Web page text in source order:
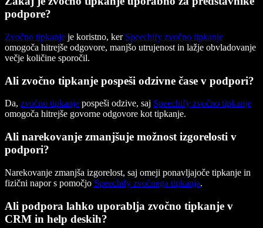
podpore?
Zvočno tipkanje je koristno, ker Speechify zvočno tipkanje
omogoča hitrejše odgovore, manjšo utrujenost in lažje obvladovanje
večje količine sporočil.
Ali zvočno tipkanje pospeši odzivne čase v podpori?
Da, zvočno tipkanje pospeši odzive, saj Speechify zvočno tipkanje
omogoča hitrejše govorne odgovore kot tipkanje.
Ali narekovanje zmanjšuje možnost izgorelosti v
podpori?
Narekovanje zmanjša izgorelost, saj omeji ponavljajoče tipkanje in
fizični napor s pomočjo Speechify zvočnega tipkanja.
Ali podpora lahko uporablja zvočno tipkanje v
CRM in help deskih?